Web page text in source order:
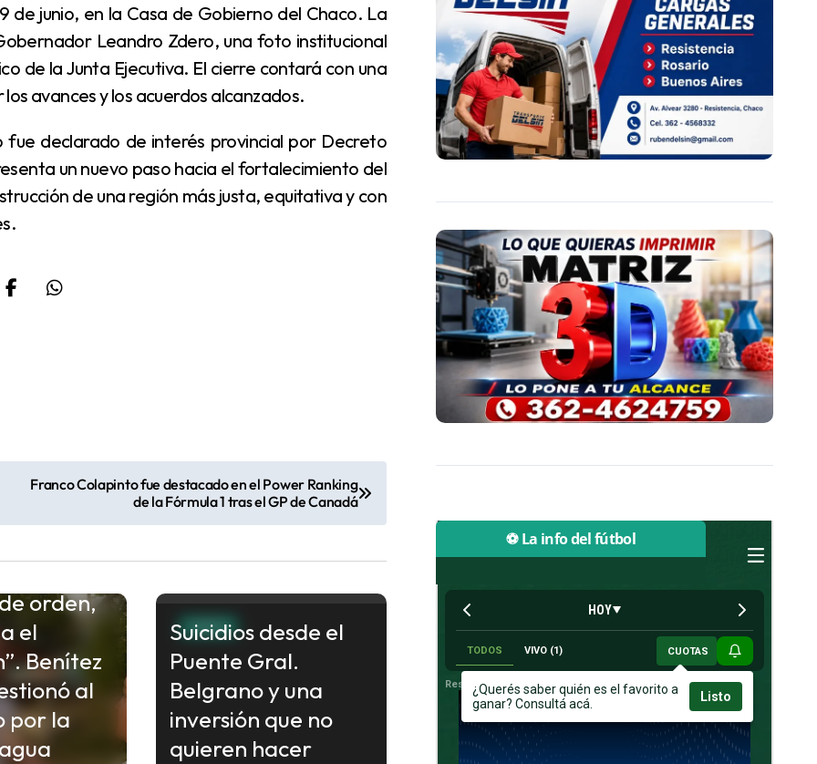
Leandro Zdero, una foto institucional
de la Junta Ejecutiva. El cierre contará con una
avances y los acuerdos alcanzados.
un nuevo paso hacia el fortalecimiento del
de una región más justa, equitativa y con
Franco Colapinto fue destacado en el Power Ranking
de la Fórmula 1 tras el GP de Canadá
orden,
el
Benítez
al
por la
CHACO
Suicidios desde el
Puente Gral.
Belgrano y una
inversión que no
quieren hacer
⚽ La info del fútbol